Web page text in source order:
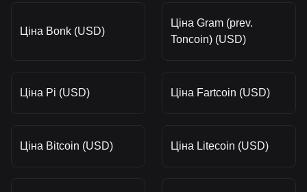
Ціна Bonk (USD)
Ціна Gram (prev.
Toncoin) (USD)
Ціна Pi (USD) Ціна Fartcoin (USD)
Ціна Bitcoin (USD) Ціна Litecoin (USD)